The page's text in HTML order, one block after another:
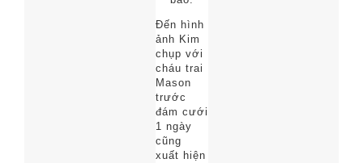
Đến hình
ảnh Kim
chụp với
cháu trai
Mason
trước
đám cưới
1 ngày
cũng
xuất hiện